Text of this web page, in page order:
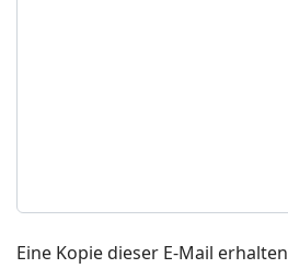
Eine Kopie dieser E-Mail erhalten